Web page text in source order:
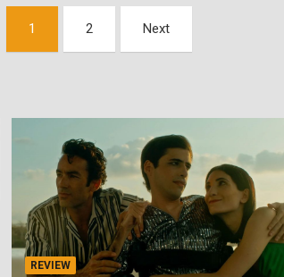
1 2 Next
REVIEW